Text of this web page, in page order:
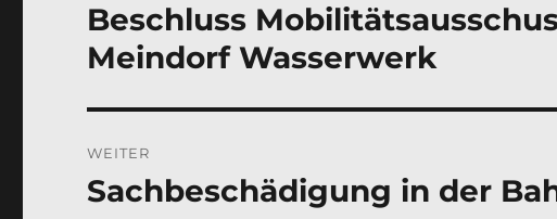
Vorheriger
Beitrag:
Beschluss
Meindorf Wasserwerk
WEITER
Nächster
Sachbeschädigung in der